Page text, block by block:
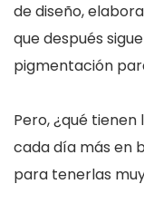
de diseño,
que después
pigmentación
Pero, ¿qué tienen
cada día más en
para tenerlas